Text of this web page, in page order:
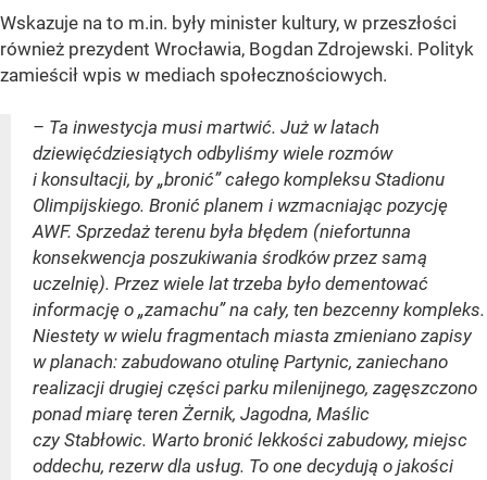
Wskazuje na to m.in. były minister kultury, w przeszłości
również prezydent Wrocławia, Bogdan Zdrojewski. Polityk
zamieścił wpis w mediach społecznościowych.
– Ta inwestycja musi martwić. Już w latach
dziewięćdziesiątych odbyliśmy wiele rozmów
i konsultacji, by „bronić” całego kompleksu Stadionu
Olimpijskiego. Bronić planem i wzmacniając pozycję
AWF. Sprzedaż terenu była błędem (niefortunna
konsekwencja poszukiwania środków przez samą
uczelnię). Przez wiele lat trzeba było dementować
informację o „zamachu” na cały, ten bezcenny kompleks.
Niestety w wielu fragmentach miasta zmieniano zapisy
w planach: zabudowano otulinę Partynic, zaniechano
realizacji drugiej części parku milenijnego, zagęszczono
ponad miarę teren Żernik, Jagodna, Maślic
czy Stabłowic. Warto bronić lekkości zabudowy, miejsc
oddechu, rezerw dla usług. To one decydują o jakości